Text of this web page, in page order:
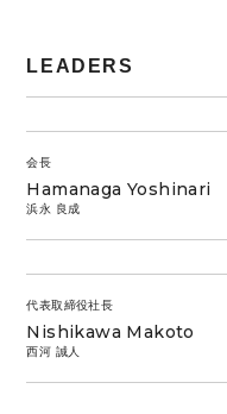
LEADERS
会長
Hamanaga Yoshinari
浜永 良成
代表取締役社長
Nishikawa Makoto
西河 誠人